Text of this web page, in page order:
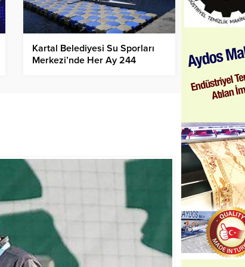
Kartal Belediyesi Su Sporları
Merkezi’nde Her Ay 244